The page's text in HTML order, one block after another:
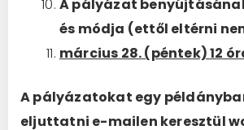
A pályázat
és módja (ettől eltérni
március 28. (péntek) 12
A pályázatokat egy
eljuttatni e-mailen keresztül